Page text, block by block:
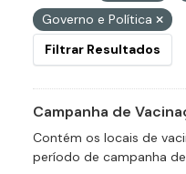
Governo e Política
Filtrar Resultados
Campanha de
Contém os locais de
período de campanha